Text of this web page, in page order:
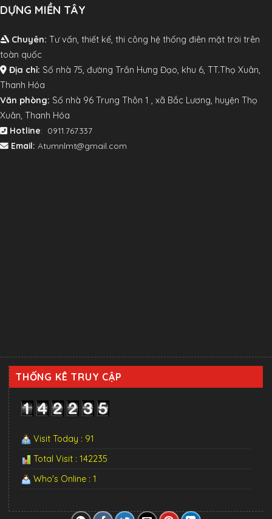
DỰNG MIỀN TÂY
Chuyên: Tư vấn, thiết kế, thi công hệ thống điên mặt trời trên
toàn quốc
Địa chỉ: Số nhà 75, đường Trần Hưng Đạo, khu 6, TT.Thọ Xuân,
Thanh Hóa
Văn phòng: Số nhà 96 Trung Thôn 1 , xã Bắc Lương, huyện Thọ
Xuân, Thanh Hóa
Hotline: 0911.767.337
Email: Atumnlmt@gmail.com
THỐNG KÊ TRUY CẬP
Visit Today : 91
Total Visit : 142235
Who's Online : 1